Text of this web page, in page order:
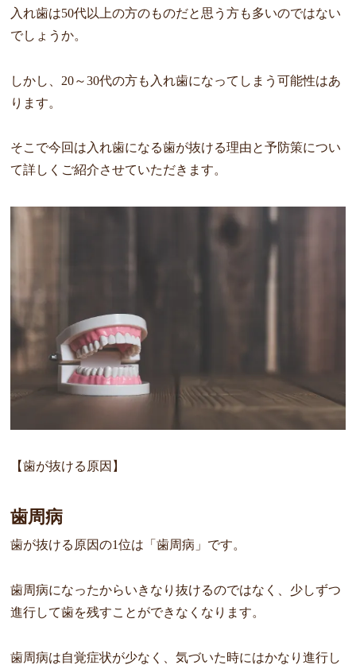
入れ歯は50代以上の方のものだと思う方も多いのではない
でしょうか。
しかし、20～30代の方も入れ歯になってしまう可能性はあ
ります。
そこで今回は入れ歯になる歯が抜ける理由と予防策につい
て詳しくご紹介させていただきます。
【歯が抜ける原因】
歯周病
歯が抜ける原因の1位は「歯周病」です。
歯周病になったからいきなり抜けるのではなく、少しずつ
進行して歯を残すことができなくなります。
歯周病は自覚症状が少なく、気づいた時にはかなり進行し